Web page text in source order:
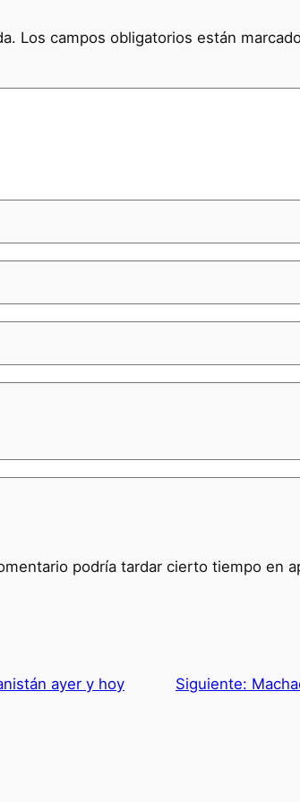
Los campos obligatorios están
podría tardar cierto tiempo en
ayer y hoy Siguiente: